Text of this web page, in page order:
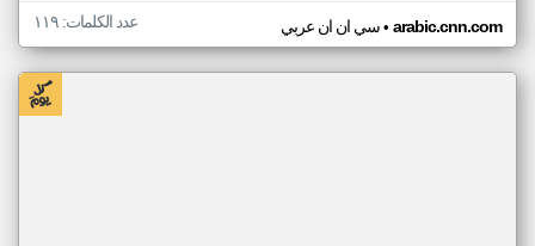
سي ان ان عربي• arabic.cnn.com عدد الكلمات: ١١٩